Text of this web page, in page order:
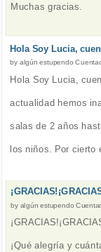
Muchas gracias.
Hola Soy Lucia,
by algún estupendo
Hola Soy Lucia,
actualidad hemos
salas de 2 años
los niños. Por cierto
by algún estupendo
¡Qué alegría y